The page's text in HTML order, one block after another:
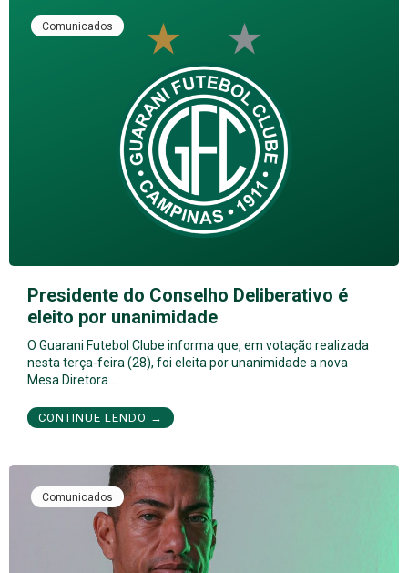
Comunicados
Presidente do Conselho Deliberativo é
eleito por unanimidade
O Guarani Futebol Clube informa que, em votação realizada
nesta terça-feira (28), foi eleita por unanimidade a nova
Mesa Diretora…
CONTINUE LENDO →
Comunicados